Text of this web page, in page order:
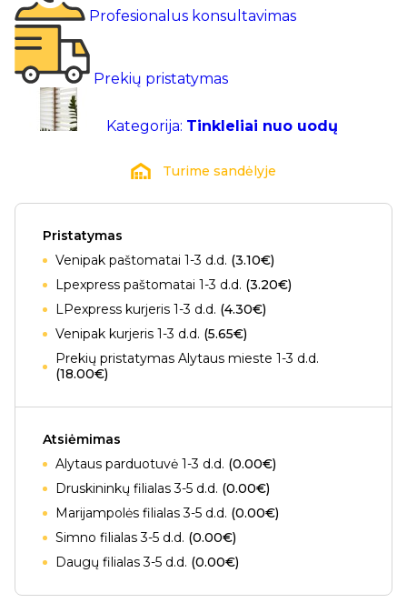
Profesionalus konsultavimas
Prekių pristatymas
Kategorija: Tinkleliai nuo uodų
Turime sandėlyje
Pristatymas
Venipak paštomatai 1-3 d.d. (3.10€)
Lpexpress paštomatai 1-3 d.d. (3.20€)
LPexpress kurjeris 1-3 d.d. (4.30€)
Venipak kurjeris 1-3 d.d. (5.65€)
Prekių pristatymas Alytaus mieste 1-3 d.d.
(18.00€)
Atsiėmimas
Alytaus parduotuvė 1-3 d.d. (0.00€)
Druskininkų filialas 3-5 d.d. (0.00€)
Marijampolės filialas 3-5 d.d. (0.00€)
Simno filialas 3-5 d.d. (0.00€)
Daugų filialas 3-5 d.d. (0.00€)